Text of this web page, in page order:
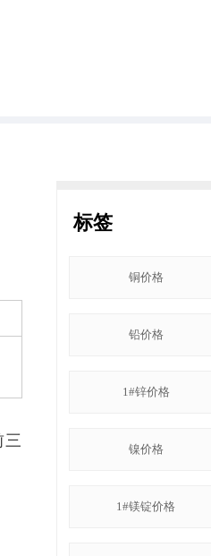
三
标签
铜价格
铅价格
1#锌价格
镍价格
1#镁锭价格